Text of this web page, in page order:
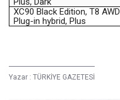
XC90 Black Edition, T8 AWD
Plug-in hybrid, Plus
Yazar : TÜRKİYE GAZETESİ